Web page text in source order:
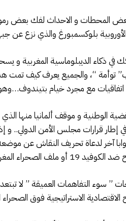
بعض المحطات و الاحداث لفك بعض
بلوكسمبورغ والذي نزع عن
ذكاء الديبلوماسية المغربية و
ب” توأمة “، والجميع يعرف كيف تمت
اتفاقيات مع مجرد خيام
الوطنية و موقف ألمانيا منها
قرارات مجلس الأمن الدولي.. و إذا
آخر لدعاة تحريف النقاش عن
الصحراء المغربية..
” سوء التفاهمات العميقة ” لا
الاقتصادية الاستراتيجية فوق الصحراء